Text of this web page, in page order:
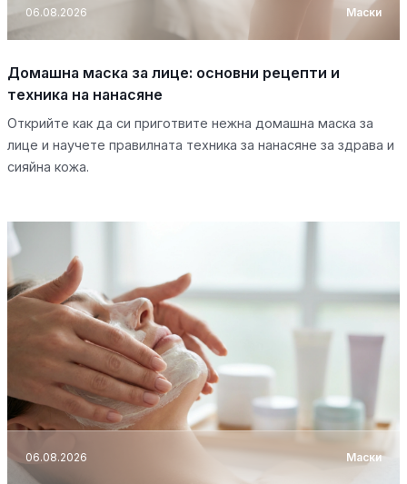
06.08.2026 Маски
Домашна маска за лице: основни рецепти и
техника на нанасяне
Открийте как да си приготвите нежна домашна маска за
лице и научете правилната техника за нанасяне за здрава и
сияйна кожа.
06.08.2026 Маски